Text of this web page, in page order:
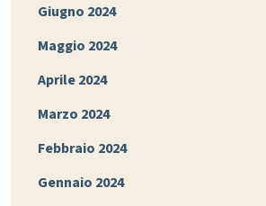
Giugno 2024
Maggio 2024
Aprile 2024
Marzo 2024
Febbraio 2024
Gennaio 2024